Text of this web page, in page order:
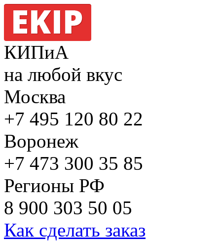
КИПиА
на любой вкус
Москва
+7 495 120 80 22
Воронеж
+7 473 300 35 85
Регионы РФ
8 900 303 50 05
Как сделать заказ